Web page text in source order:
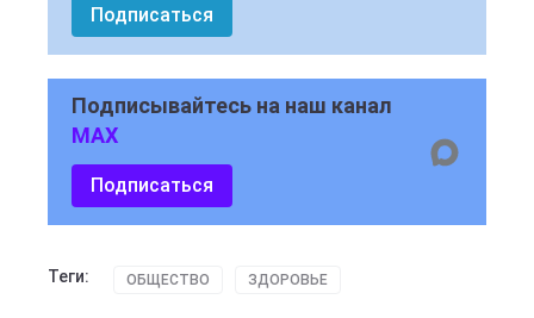
Подписаться
Подписывайтесь на наш канал
MAX
Подписаться
Теги: ОБЩЕСТВО ЗДОРОВЬЕ